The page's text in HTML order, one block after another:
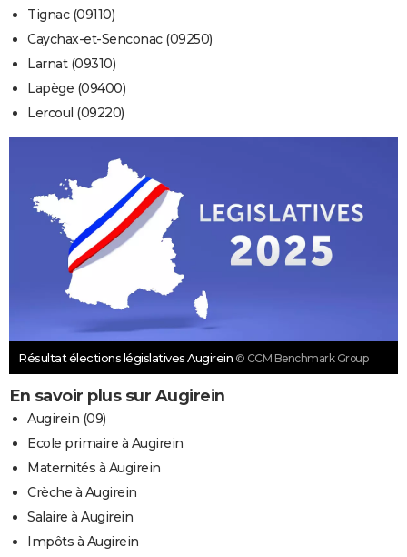
Tignac (09110)
Caychax-et-Senconac (09250)
Larnat (09310)
Lapège (09400)
Lercoul (09220)
Résultat élections législatives Augirein © CCM Benchmark Group
En savoir plus sur Augirein
Augirein (09)
Ecole primaire à Augirein
Maternités à Augirein
Crèche à Augirein
Salaire à Augirein
Impôts à Augirein